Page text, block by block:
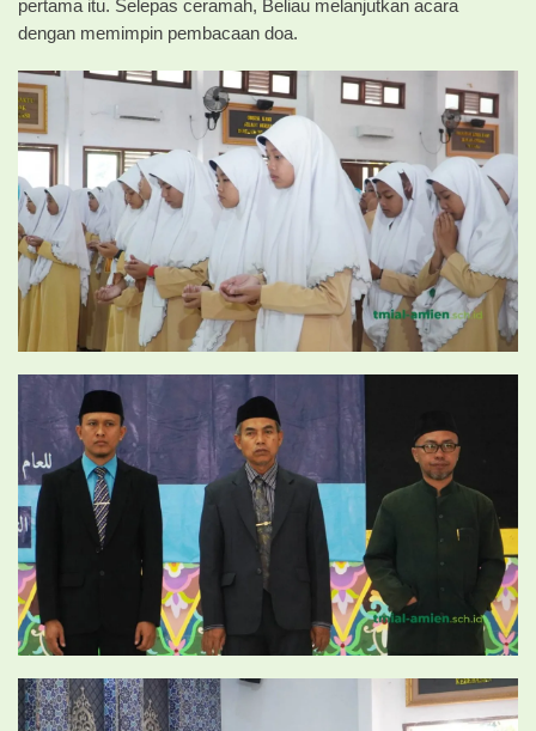
pertama itu. Selepas ceramah, Beliau melanjutkan acara
dengan memimpin pembacaan doa.